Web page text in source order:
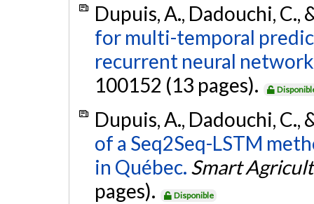
Dupuis, A., Dadouchi, C.,
for multi-temporal
recurrent neural
100152 (13 pages).
Dupuis, A., Dadouchi, C.,
of a Seq2Seq-LSTM
in Québec. Smart
pages).
Disponible